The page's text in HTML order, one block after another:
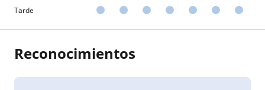
Tarde
Reconocimientos